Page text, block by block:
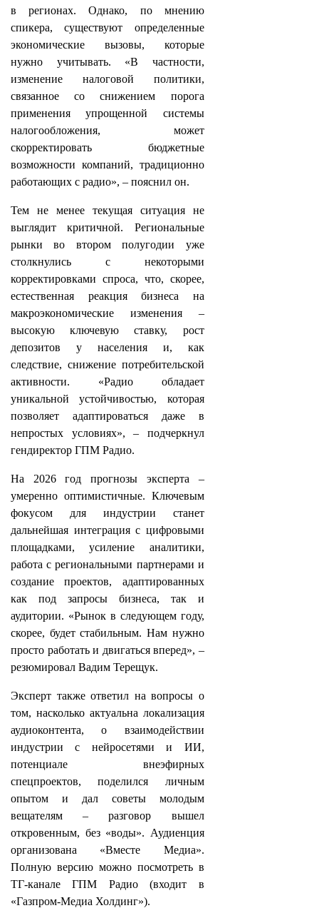
в регионах. Однако, по мнению
спикера, существуют определенные
экономические вызовы, которые
нужно учитывать. «В частности,
изменение налоговой политики,
связанное со снижением порога
применения упрощенной системы
налогообложения, может
скорректировать бюджетные
возможности компаний, традиционно
работающих с радио», – пояснил он.
Тем не менее текущая ситуация не
выглядит критичной. Региональные
рынки во втором полугодии уже
столкнулись с некоторыми
корректировками спроса, что, скорее,
естественная реакция бизнеса на
макроэкономические изменения –
высокую ключевую ставку, рост
депозитов у населения и, как
следствие, снижение потребительской
активности. «Радио обладает
уникальной устойчивостью, которая
позволяет адаптироваться даже в
непростых условиях», – подчеркнул
гендиректор ГПМ Радио.
На 2026 год прогнозы эксперта –
умеренно оптимистичные. Ключевым
фокусом для индустрии станет
дальнейшая интеграция с цифровыми
площадками, усиление аналитики,
работа с региональными партнерами и
создание проектов, адаптированных
как под запросы бизнеса, так и
аудитории. «Рынок в следующем году,
скорее, будет стабильным. Нам нужно
просто работать и двигаться вперед», –
резюмировал Вадим Терещук.
Эксперт также ответил на вопросы о
том, насколько актуальна локализация
аудиоконтента, о взаимодействии
индустрии с нейросетями и ИИ,
потенциале внеэфирных
спецпроектов, поделился личным
опытом и дал советы молодым
вещателям – разговор вышел
откровенным, без «воды». Аудиенция
организована «Вместе Медиа».
Полную версию можно посмотреть в
ТГ-канале ГПМ Радио (входит в
«Газпром-Медиа Холдинг»).